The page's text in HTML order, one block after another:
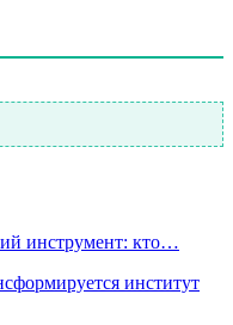
инструмент: кто…
институт